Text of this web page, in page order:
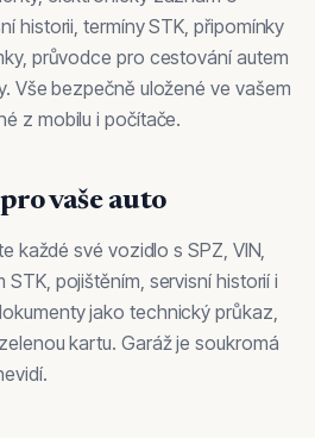
historii, termíny STK, připomínky
průvodce pro cestování autem
Vše bezpečně uložené ve vašem
z mobilu i počítače.
vaše auto
každé své vozidlo s SPZ, VIN,
pojištěním, servisní historií i
jako technický průkaz,
kartu. Garáž je soukromá